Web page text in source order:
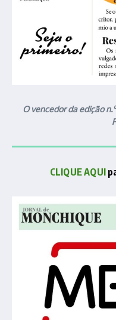
O vencedor da edição
CLIQUE AQUI